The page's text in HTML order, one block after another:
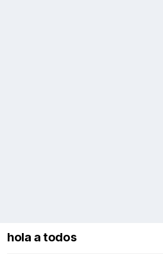
hola a todos